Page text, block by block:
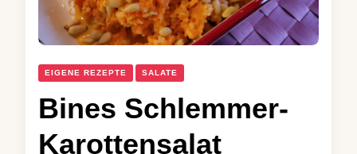
EIGENE REZEPTE SALATE
Bines Schlemmer-
Karottensalat